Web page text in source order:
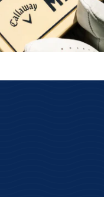
Rückgabe
das GLS